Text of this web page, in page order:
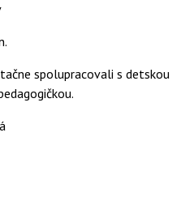
spolupracovali s detskou